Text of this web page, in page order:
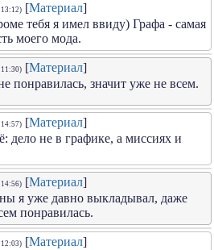
13:12) [Материал]
тебя я имел ввиду) Графа - самая
моего мода.
11:30) [Материал]
понравилась, значит уже не всем.
14:57) [Материал]
дело не в графике, а миссиях и
14:56) [Материал]
я уже давно выкладывал, даже
понравилась.
12:03) [Материал]